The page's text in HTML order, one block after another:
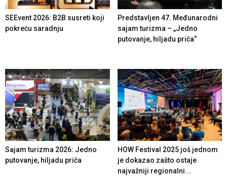
SEEvent 2026: B2B susreti koji
pokreću saradnju
Predstavljen 47. Međunarodni
sajam turizma – „Jedno
putovanje, hiljadu priča“
Sajam turizma 2026: Jedno
putovanje, hiljadu priča
HOW Festival 2025 još jednom
je dokazao zašto ostaje
najvažniji regionalni...